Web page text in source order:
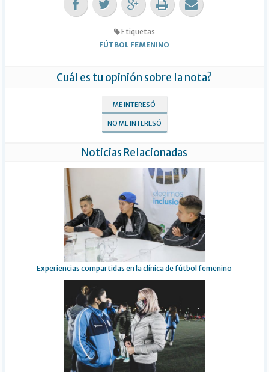
Etiquetas
FÚTBOL FEMENINO
Cuál es tu opinión sobre la nota?
ME INTERESÓ
NO ME INTERESÓ
Noticias Relacionadas
Experiencias compartidas en la clínica de fútbol femenino